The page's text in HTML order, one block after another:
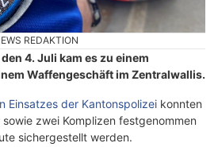
REDAKTION
4. Juli kam es zu einem
Waffengeschäft im Zentralwallis.
Einsatzes der Kantonspolizei konnten
zwei Komplizen festgenommen
sichergestellt werden.